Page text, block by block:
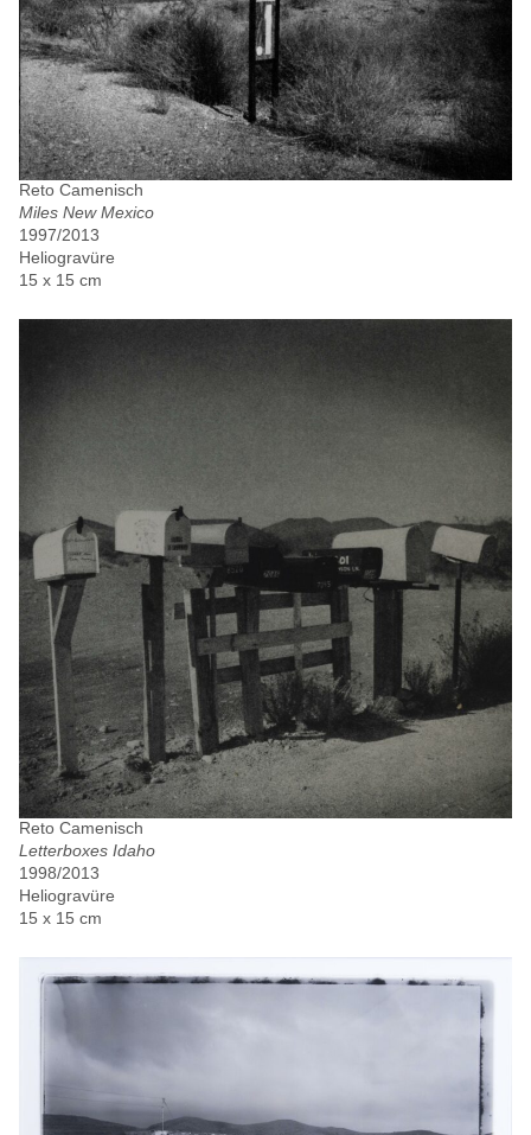
Reto Camenisch
Miles New Mexico
1997/2013
Heliogravüre
15 x 15 cm
Reto Camenisch
Letterboxes Idaho
1998/2013
Heliogravüre
15 x 15 cm